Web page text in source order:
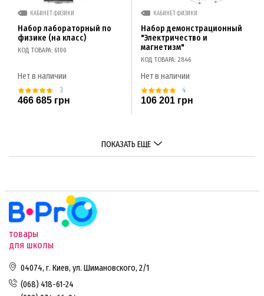
КАБИНЕТ ФИЗИКИ
Набор лабораторный по
физике (на класс)
КОД ТОВАРА: 6100
Нет в наличии
3
466 685 грн
КАБИНЕТ ФИЗИКИ
Набор демонстрационный
"Электричество и
магнетизм"
КОД ТОВАРА: 2846
Нет в наличии
4
106 201 грн
ПОКАЗАТЬ ЕЩЕ
товары
для школы
04074, г. Киев, ул. Шимановского, 2/1
(068) 418-61-24